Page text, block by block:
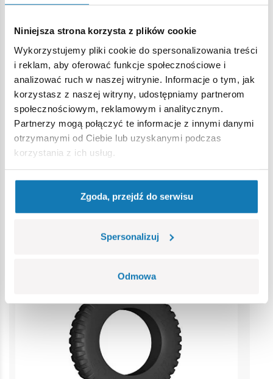
Niniejsza strona korzysta z plików cookie
Wykorzystujemy pliki cookie do spersonalizowania treści
i reklam, aby oferować funkcje społecznościowe i
analizować ruch w naszej witrynie. Informacje o tym, jak
korzystasz z naszej witryny, udostępniamy partnerom
społecznościowym, reklamowym i analitycznym.
Partnerzy mogą połączyć te informacje z innymi danymi
otrzymanymi od Ciebie lub uzyskanymi podczas
korzystania z ich usług.
Zgoda, przejdź do serwisu
Spersonalizuj
Odmowa
Strona główna Klocki na sztuki Opony i felgi Koło
Ostrzeżenie
Nieodpowiednie dla dzieci w wieku poniżej 3 lat. Zawiera
małe części, które mogą zostać połknięte lub wchłonięte
(ryzyko zadławienia). Zalecamy zachowanie opakowania w
celach informacyjnych. Zachowuje się prawo do zmiany
kolorów i szczegółów technicznych.
Bestsellery w kategorii